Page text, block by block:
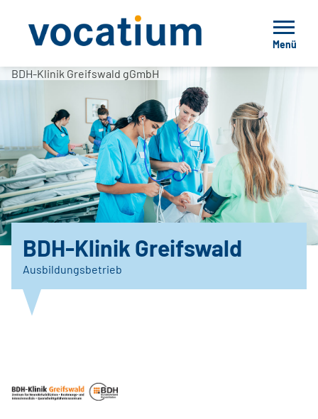
Menü
BDH-Klinik Greifswald gGmbH
BDH-Klinik Greifswald
Ausbildungsbetrieb